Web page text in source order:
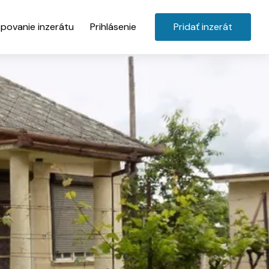
inzerátu Prihlásenie Pridať inzerát